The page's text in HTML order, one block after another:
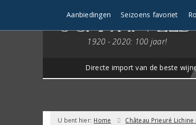
1920 - 2020: 100 jaar!
Directe import van de beste
Aanbiedingen Seizoens favoriet
U bent hier: Home Château Prieuré